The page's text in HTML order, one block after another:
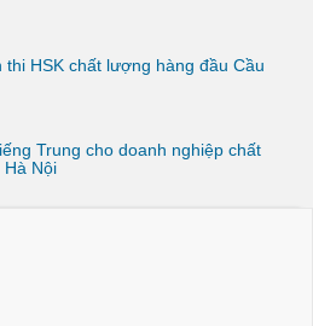
thi HSK chất lượng hàng đầu Cầu
Trung cho doanh nghiệp chất
Nội